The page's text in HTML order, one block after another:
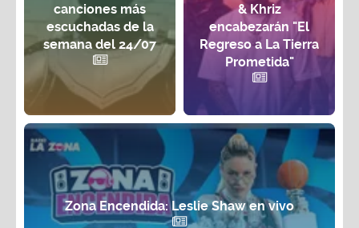
canciones más
escuchadas de la
semana del 24/07
& Khriz
encabezarán "El
Regreso a La Tierra
Prometida"
Zona Encendida: Leslie Shaw en vivo